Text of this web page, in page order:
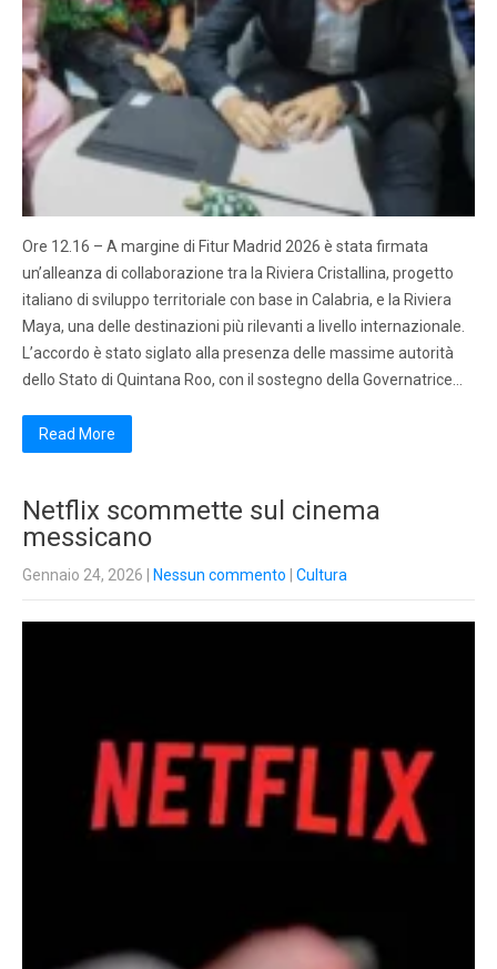
Ore 12.16 – A margine di Fitur Madrid 2026 è stata firmata
un’alleanza di collaborazione tra la Riviera Cristallina, progetto
italiano di sviluppo territoriale con base in Calabria, e la Riviera
Maya, una delle destinazioni più rilevanti a livello internazionale.
L’accordo è stato siglato alla presenza delle massime autorità
dello Stato di Quintana Roo, con il sostegno della Governatrice…
Read More
Netflix scommette sul cinema
messicano
Gennaio 24, 2026 Nessun commento Cultura